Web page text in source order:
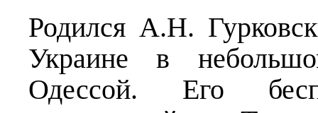
Родился А.Н.
Украине в
Одессой. Его